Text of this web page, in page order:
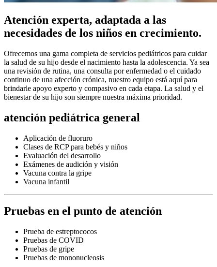
Atención experta, adaptada a las
necesidades de los niños en crecimiento.
Ofrecemos una gama completa de servicios pediátricos para cuidar
la salud de su hijo desde el nacimiento hasta la adolescencia. Ya sea
una revisión de rutina, una consulta por enfermedad o el cuidado
continuo de una afección crónica, nuestro equipo está aquí para
brindarle apoyo experto y compasivo en cada etapa. La salud y el
bienestar de su hijo son siempre nuestra máxima prioridad.
atención pediátrica general
Aplicación de fluoruro
Clases de RCP para bebés y niños
Evaluación del desarrollo
Exámenes de audición y visión
Vacuna contra la gripe
Vacuna infantil
Pruebas en el punto de atención
Prueba de estreptococos
Pruebas de COVID
Pruebas de gripe
Pruebas de mononucleosis